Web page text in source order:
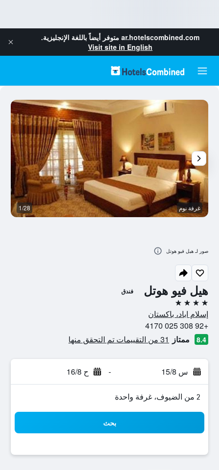
ar.hotelscombined.com متوفر أيضاً باللغة الإنجليزية.
Visit site in English
هيل فيو هوتل فندق
4 نجوم
إسلام اباد، باكستان
+92 308 025 4170
8.4 ممتاز 31 من التقييمات تم التحقق منها
س 15/8 - ح 16/8
2 من الضيوف، غرفة واحدة
بحث
غرفة نوم 1/28
صور لـ هيل فيو هوتل